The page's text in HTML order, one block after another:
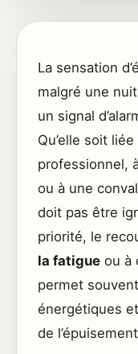
La sensation
malgré une
un signal
Qu’elle soit
professionnel,
ou à une
doit pas être
priorité, le
la fatigue ou à
permet
énergétiques
de